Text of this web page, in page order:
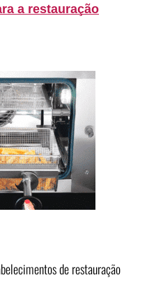
a restauração
de restauração